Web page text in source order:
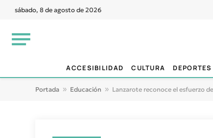
sábado, 8 de agosto de 2026
ACCESIBILIDAD CULTURA DEPORTES
Portada » Educación » Lanzarote reconoce el esfuerzo